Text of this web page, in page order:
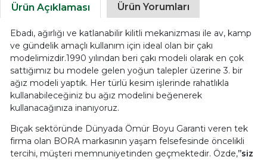
Ürün Açıklaması Ürün Yorumları
Ebadı, ağırlığı ve katlanabilir kilitli mekanizması ile av, kamp
ve gündelik amaçlı kullanım için ideal olan bir çakı
modelimizdir.1990 yılından beri çakı modeli olarak en çok
sattığımız bu modele gelen yoğun talepler üzerine 3. bir
ağız modeli yaptık. Her türlü kesim işlerinde rahatlıkla
kullanabileceğiniz bu ağız modelini beğenerek
kullanacağınıza inanıyoruz.
Bıçak sektöründe Dünyada Ömür Boyu Garanti veren tek
firma olan BORA markasının yaşam felsefesinde öncelikli
tercihi, müşteri memnuniyetinden geçmektedir. Özde,’’siz